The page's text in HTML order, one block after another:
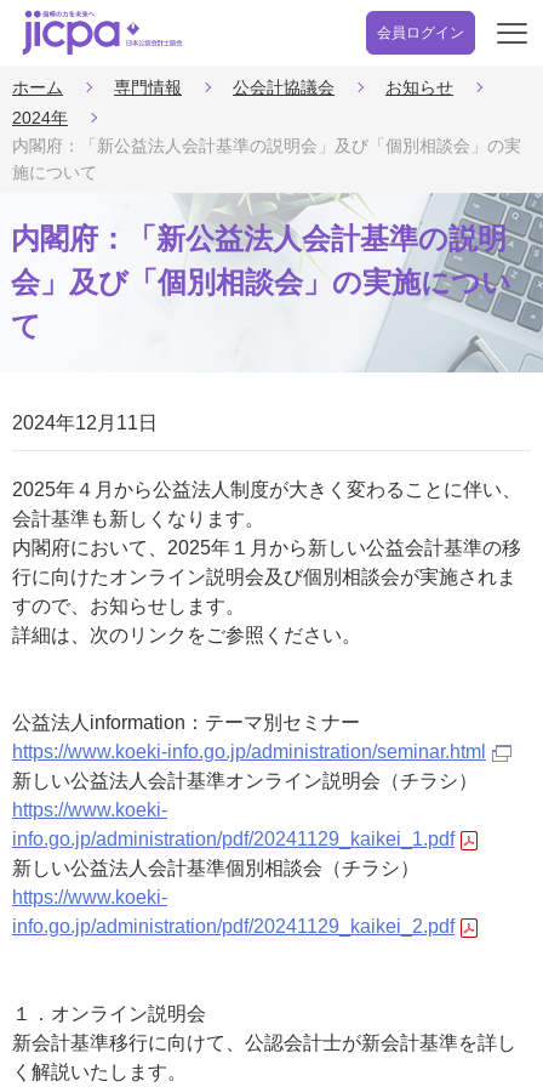
会員ログイン
開
ホーム 専門情報 公会計協議会
お知らせ
2024年
内閣府：「新公益法人会計基準の説明会」及び「個別相談会」の実
施について
内閣府：「新公益法人会計基準の説明
会」及び「個別相談会」の実施につい
て
2024年12月11日
2025年４月から公益法人制度が大きく変わることに伴い、
会計基準も新しくなります。
内閣府において、2025年１月から新しい公益会計基準の移
行に向けたオンライン説明会及び個別相談会が実施されま
すので、お知らせします。
詳細は、次のリンクをご参照ください。
公益法人information：テーマ別セミナー
https://www.koeki-info.go.jp/administration/seminar.html
新しい公益法人会計基準オンライン説明会（チラシ）
https://www.koeki-
info.go.jp/administration/pdf/20241129_kaikei_1.pdf
新しい公益法人会計基準個別相談会（チラシ）
https://www.koeki-
info.go.jp/administration/pdf/20241129_kaikei_2.pdf
１．オンライン説明会
新会計基準移行に向けて、公認会計士が新会計基準を詳し
く解説いたします。